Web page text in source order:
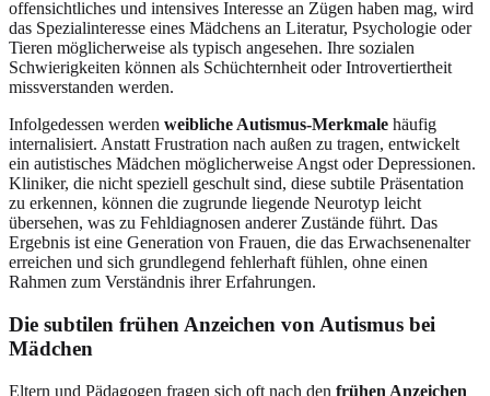
offensichtliches und intensives Interesse an Zügen haben mag, wird
das Spezialinteresse eines Mädchens an Literatur, Psychologie oder
Tieren möglicherweise als typisch angesehen. Ihre sozialen
Schwierigkeiten können als Schüchternheit oder Introvertiertheit
missverstanden werden.
Infolgedessen werden weibliche Autismus-Merkmale häufig
internalisiert. Anstatt Frustration nach außen zu tragen, entwickelt
ein autistisches Mädchen möglicherweise Angst oder Depressionen.
Kliniker, die nicht speziell geschult sind, diese subtile Präsentation
zu erkennen, können die zugrunde liegende Neurotyp leicht
übersehen, was zu Fehldiagnosen anderer Zustände führt. Das
Ergebnis ist eine Generation von Frauen, die das Erwachsenenalter
erreichen und sich grundlegend fehlerhaft fühlen, ohne einen
Rahmen zum Verständnis ihrer Erfahrungen.
Die subtilen frühen Anzeichen von Autismus bei
Mädchen
Eltern und Pädagogen fragen sich oft nach den frühen Anzeichen